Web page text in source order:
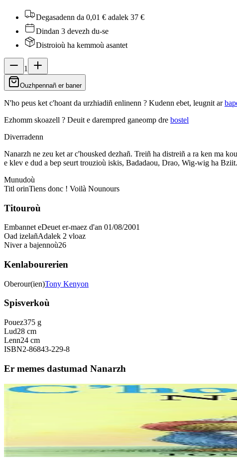
Degasadenn da 0,01 € adalek 37 €
Dindan 3 devezh du-se
Distroioù ha kemmoù asantet
1
Ouzhpennañ er baner
N'ho peus ket c'hoant da urzhiadiñ enlinenn ? Kudenn ebet, leugnit ar
Ezhomm skoazell ? Deuit e darempred ganeomp dre bostel
Diverradenn
Nanarzh ne zeu ket ar c'housked dezhañ. Treiñ ha distreiñ a ra ken ma
e klev e dud a bep seurt trouzioù iskis, Badadaou, Drao, Wig-wig ha
Munudoù
Titl orinTiens donc ! Voilà Nounours
Titouroù
Embannet eDeuet er-maez d'an 01/08/2001
Oad izelañAdalek 2 vloaz
Niver a bajennoù26
Kenlabourerien
Oberour(ien)Tony Kenyon
Spisverkoù
Pouez375 g
Lud28 cm
Lenn24 cm
ISBN2-86843-229-8
Er memes dastumad Nanarzh
2 vloaz hag ouzhpenn
Ur c'hoar vihan zo degouezhet e ti Nanarzh ! Met hemañ n'eo ket gwall
Er stok 9,00 €